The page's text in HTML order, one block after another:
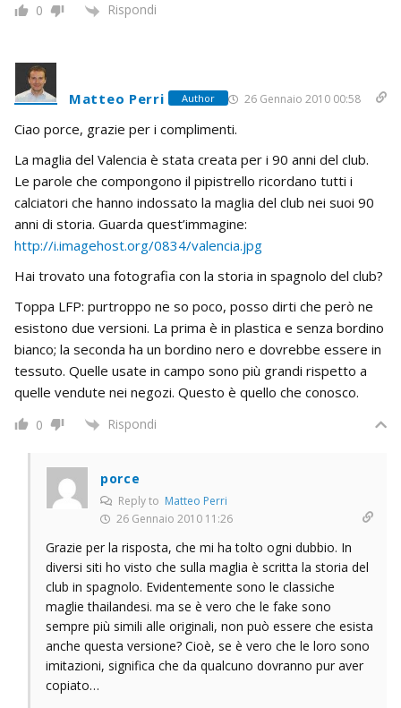
0 Rispondi
Matteo Perri Author 26 Gennaio 2010 00:58
Ciao porce, grazie per i complimenti.
La maglia del Valencia è stata creata per i 90 anni del club.
Le parole che compongono il pipistrello ricordano tutti i
calciatori che hanno indossato la maglia del club nei suoi 90
anni di storia. Guarda quest’immagine:
http://i.imagehost.org/0834/valencia.jpg
Hai trovato una fotografia con la storia in spagnolo del club?
Toppa LFP: purtroppo ne so poco, posso dirti che però ne
esistono due versioni. La prima è in plastica e senza bordino
bianco; la seconda ha un bordino nero e dovrebbe essere in
tessuto. Quelle usate in campo sono più grandi rispetto a
quelle vendute nei negozi. Questo è quello che conosco.
0 Rispondi
porce
Reply to Matteo Perri
26 Gennaio 2010 11:26
Grazie per la risposta, che mi ha tolto ogni dubbio. In
diversi siti ho visto che sulla maglia è scritta la storia del
club in spagnolo. Evidentemente sono le classiche
maglie thailandesi. ma se è vero che le fake sono
sempre più simili alle originali, non può essere che esista
anche questa versione? Cioè, se è vero che le loro sono
imitazioni, significa che da qualcuno dovranno pur aver
copiato…